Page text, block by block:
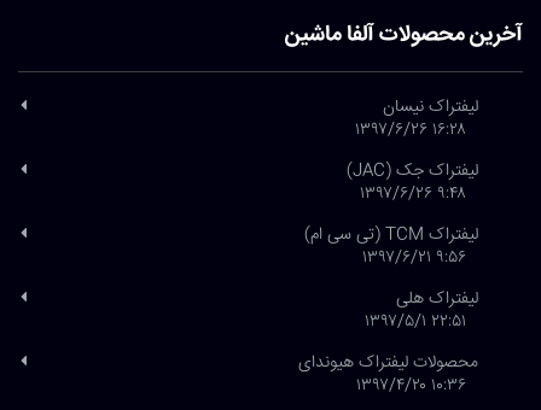
آخرین محصولات آلفا ماشین
لیفتراک نیسان
۱۶:۲۸ ۱۳۹۷/۶/۲۶
لیفتراک جک (JAC)
۹:۴۸ ۱۳۹۷/۶/۲۶
لیفتراک TCM (تی سی ام)
۹:۵۶ ۱۳۹۷/۶/۲۱
لیفتراک هلی
۲۲:۵۱ ۱۳۹۷/۵/۱
محصولات لیفتراک هیوندای
۱۰:۳۶ ۱۳۹۷/۴/۲۰